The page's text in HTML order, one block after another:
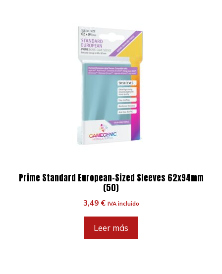
Prime Standard European-Sized Sleeves 62x94mm
(50)
3,49 € IVA incluido
Leer más